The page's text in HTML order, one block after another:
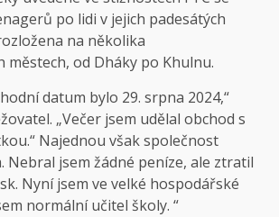
po lidi v jejich padesátých
na několika
městech, od Dháky po Khulnu.
datum bylo 29. srpna 2024,“
„Večer jsem udělal obchod s
Najednou však společnost
Nebral jsem žádné peníze, ale ztratil
Nyní jsem ve velké hospodářské
normální učitel školy. “